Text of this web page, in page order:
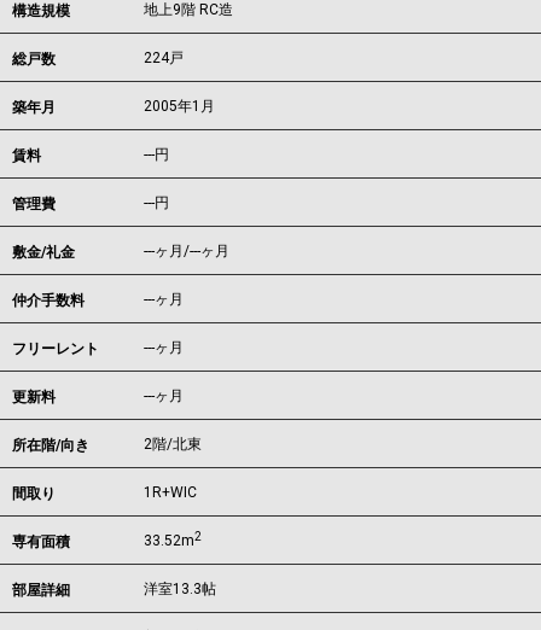
構造規模 地上9階 RC造
総戸数 224戸
築年月 2005年1月
賃料 ---円
管理費 ---円
敷金/礼金 ---ヶ月/---ヶ月
仲介手数料 ---ヶ月
フリーレント ---ヶ月
更新料 ---ヶ月
所在階/向き 2階/北東
間取り 1R+WIC
専有面積 33.52m2
部屋詳細 洋室13.3帖